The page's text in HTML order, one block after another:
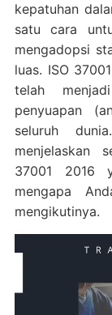
kepatuhan
satu cara
mengadopsi
luas. ISO
telah
penyuapan
seluruh
menjelaskan
37001 2016
mengapa
mengikutinya.